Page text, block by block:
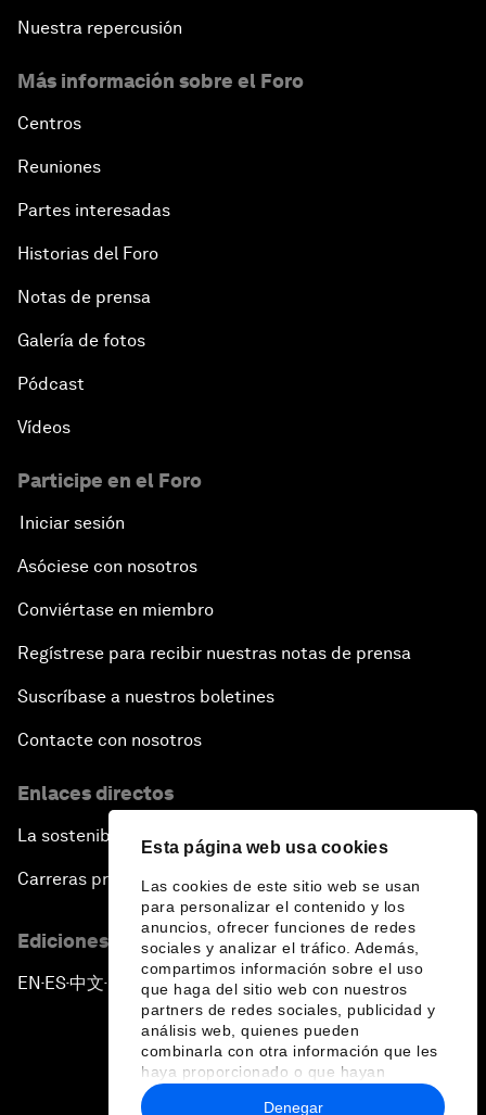
Esta página web usa cookies
Las cookies de este sitio web se usan
para personalizar el contenido y los
anuncios, ofrecer funciones de redes
sociales y analizar el tráfico. Además,
compartimos información sobre el uso
que haga del sitio web con nuestros
partners de redes sociales, publicidad y
análisis web, quienes pueden
combinarla con otra información que les
haya proporcionado o que hayan
recopilado a partir del uso que haya
Denegar
Nuestra repercusión
Más información sobre el Foro
Centros
Reuniones
Partes interesadas
Historias del Foro
Notas de prensa
Galería de fotos
Pódcast
Vídeos
Participe en el Foro
Iniciar sesión
Asóciese con nosotros
Conviértase en miembro
Regístrese para recibir nuestras notas de prensa
Suscríbase a nuestros boletines
Contacte con nosotros
Enlaces directos
La sostenibilidad en el Foro
Carreras profesionales
Ediciones en otros idiomas
EN ▪ES▪中文▪ 日本語